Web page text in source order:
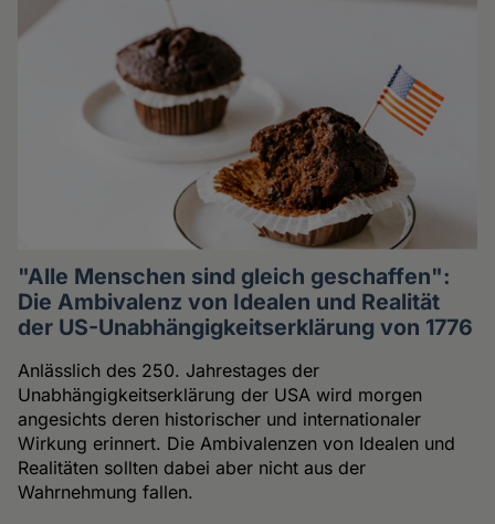
"Alle Menschen sind gleich geschaffen":
Die Ambivalenz von Idealen und Realität
der US-Unabhängigkeitserklärung von 1776
Anlässlich des 250. Jahrestages der
Unabhängigkeitserklärung der USA wird morgen
angesichts deren historischer und internationaler
Wirkung erinnert. Die Ambivalenzen von Idealen und
Realitäten sollten dabei aber nicht aus der
Wahrnehmung fallen.